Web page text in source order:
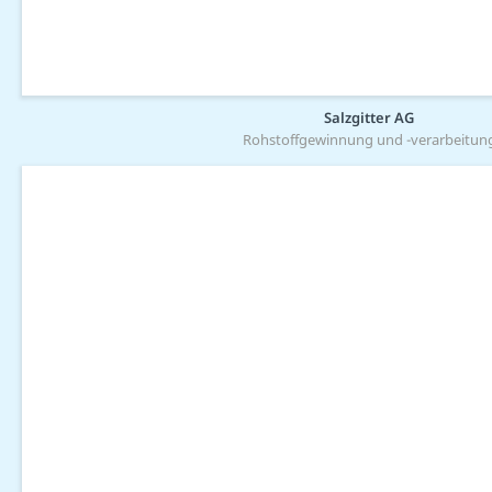
Salzgitter AG
Rohstoffgewinnung und -